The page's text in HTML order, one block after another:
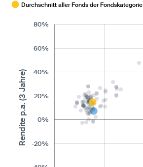
Durchschnitt aller Fonds der Fondskategorie
-20%
0%
20%
40%
60%
80%
Rendite p.a. (3 Jahre)